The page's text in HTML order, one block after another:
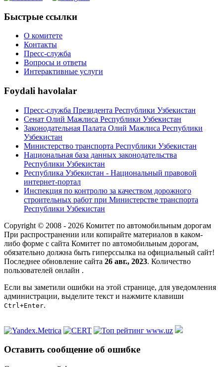
Быстрые ссылки
О комитете
Контакты
Пресс-служба
Вопросы и ответы
Интерактивные услуги
Foydali havolalar
Пресс-служба Президента Республики Узбекистан
Сенат Олий Мажлиса Республики Узбекистан
Законодательная Палата Олий Мажлиса Республики
Узбекистан
Министерство транспорта Республики Узбекистан
Национальная база данных законодательства
Республики Узбекистан
Республика Узбекистан - Национальный правовой
интернет-портал
Инспекция по контролю за качеством дорожного
строительных работ при Министерстве транспорта
Республики Узбекистан
Copyright © 2008 - 2026 Комитет по автомобильным дорогам
При распространении или копирайте материалов в каком-
либо форме с сайта Комитет по автомобильным дорогам,
обязательно должна быть гиперссылка на официальный сайт!
Последнее обновление сайта 26 авг., 2023. Количество
пользователей онлайн .
Если вы заметили ошибки на этой странице, для уведомления
администрации, выделите текст и нажмите клавиши
Ctrl+Enter.
Оставить сообщение об ошибке